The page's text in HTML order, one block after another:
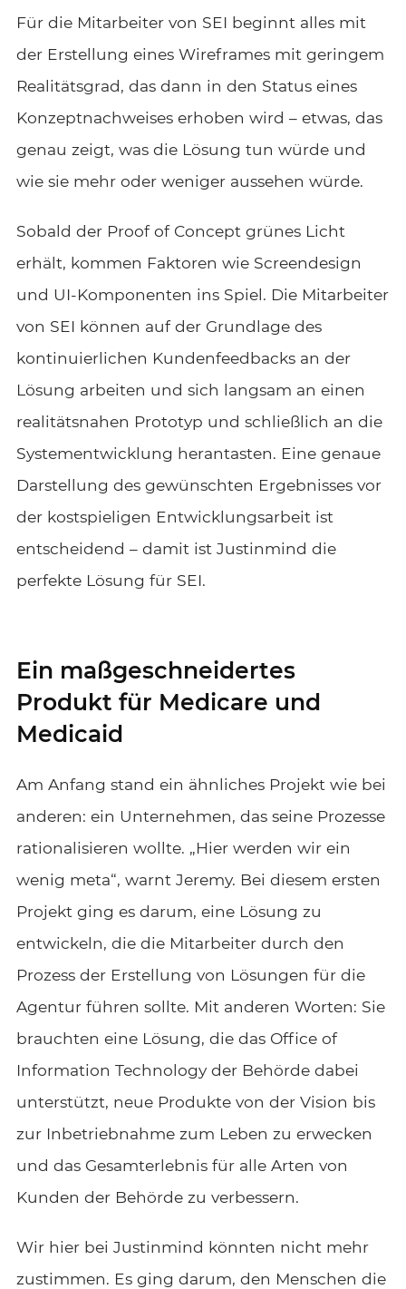
Für die Mitarbeiter von SEI beginnt alles mit
der Erstellung eines Wireframes mit geringem
Realitätsgrad, das dann in den Status eines
Konzeptnachweises erhoben wird – etwas, das
genau zeigt, was die Lösung tun würde und
wie sie mehr oder weniger aussehen würde.
Sobald der Proof of Concept grünes Licht
erhält, kommen Faktoren wie Screendesign
und UI-Komponenten ins Spiel. Die Mitarbeiter
von SEI können auf der Grundlage des
kontinuierlichen Kundenfeedbacks an der
Lösung arbeiten und sich langsam an einen
realitätsnahen Prototyp und schließlich an die
Systementwicklung herantasten. Eine genaue
Darstellung des gewünschten Ergebnisses vor
der kostspieligen Entwicklungsarbeit ist
entscheidend – damit ist Justinmind die
perfekte Lösung für SEI.
Ein maßgeschneidertes
Produkt für Medicare und
Medicaid
Am Anfang stand ein ähnliches Projekt wie bei
anderen: ein Unternehmen, das seine Prozesse
rationalisieren wollte. „Hier werden wir ein
wenig meta“, warnt Jeremy. Bei diesem ersten
Projekt ging es darum, eine Lösung zu
entwickeln, die die Mitarbeiter durch den
Prozess der Erstellung von Lösungen für die
Agentur führen sollte. Mit anderen Worten: Sie
brauchten eine Lösung, die das Office of
Information Technology der Behörde dabei
unterstützt, neue Produkte von der Vision bis
zur Inbetriebnahme zum Leben zu erwecken
und das Gesamterlebnis für alle Arten von
Kunden der Behörde zu verbessern.
Wir hier bei Justinmind könnten nicht mehr
zustimmen. Es ging darum, den Menschen die